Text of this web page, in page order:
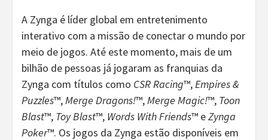
A Zynga é líder global em entretenimento
interativo com a missão de conectar o mundo por
meio de jogos. Até este momento, mais de um
bilhão de pessoas já jogaram as franquias da
Zynga com títulos como CSR Racing™,Empires &
Puzzles™,Merge Dragons!™,Merge Magic!™, Toon
Blast™, Toy Blast™, Words With Friends™ eZynga
Poker™. Os jogos da Zynga estão disponíveis em